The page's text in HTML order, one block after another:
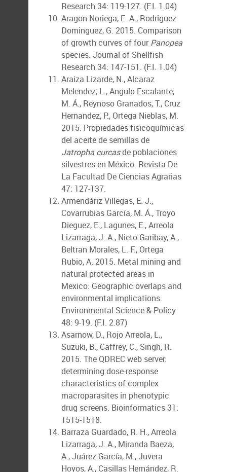
Research 34: 119-127. (F.I. 1.04)
Aragon Noriega, E. A., Rodriguez
Dominguez, G. 2015. Comparison
of growth curves of fourPanopea
species. Journal of Shellfish
Research 34: 147-151. (F.I. 1.04)
Araiza Lizarde, N., Alcaraz
Melendez, L., Angulo Escalante,
M. Á., Reynoso Granados, T., Cruz
Hernandez, P., Ortega Nieblas, M.
2015. Propiedades fisicoquímicas
del aceite de semillas de
Jatropha curcasde poblaciones
silvestres en México. Revista De
La Facultad De Ciencias Agrarias
47: 127-137.
Armendáriz Villegas, E. J.,
Covarrubias García, M. Á., Troyo
Dieguez, E., Lagunes, E., Arreola
Lizarraga, J. A., Nieto Garibay, A.,
Beltran Morales, L. F., Ortega
Rubio, A. 2015. Metal mining and
natural protected areas in
Mexico: Geographic overlaps and
environmental implications.
Environmental Science & Policy
48: 9-19. (F.I. 2.87)
Asarnow, D., Rojo Arreola, L.,
Suzuki, B., Caffrey, C., Singh, R.
2015. The QDREC web server:
determining dose-response
characteristics of complex
macroparasites in phenotypic
drug screens. Bioinformatics 31:
1515-1518.
Barraza Guardado, R. H., Arreola
Lizarraga, J. A., Miranda Baeza,
A., Juárez García, M., Juvera
Hoyos, A., Casillas Hernández, R.